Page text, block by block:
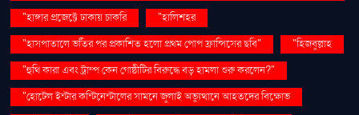
"হাঙ্গার প্রজেক্টে ঢাকায় চাকরি
"হালিশহর
"হাসপাতালে ভর্তির পর প্রকাশিত হলো প্রথম পোপ ফ্রান্সিসের ছবি"
"হিজবুল্লাহ
"হুথি কারা এবং ট্রাম্প কেন গোষ্ঠীটির বিরুদ্ধে বড় হামলা শুরু করলেন?"
"হোটেল ইন্টার কন্টিনেন্টালের সামনে জুলাই অভ্যুত্থানে আহতদের বিক্ষোভ